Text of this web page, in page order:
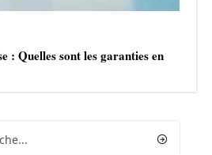
: Quelles sont les garanties en